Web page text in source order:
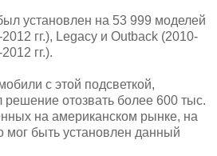
установлен на 53 999 моделей
гг.), Legacy и Outback (2010-
гг.).
с этой подсветкой,
решение отозвать более 600 тыс.
на американском рынке, на
мог быть установлен данный